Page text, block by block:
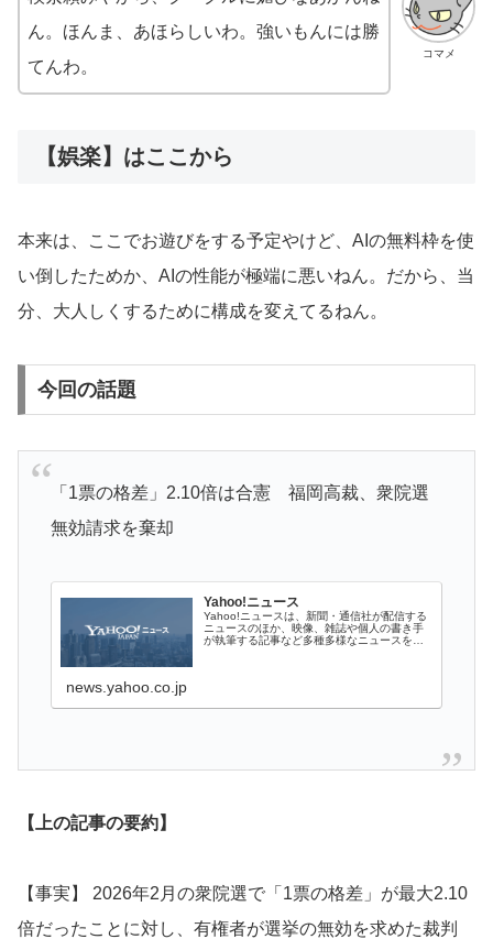
コマメ
ん。ほんま、あほらしいわ。強いもんには勝
てんわ。
【娯楽】はここから
本来は、ここでお遊びをする予定やけど、AIの無料枠を使
い倒したためか、AIの性能が極端に悪いねん。だから、当
分、大人しくするために構成を変えてるねん。
今回の話題
「1票の格差」2.10倍は合憲 福岡高裁、衆院選
無効請求を棄却
Yahoo!ニュース
Yahoo!ニュースは、新聞・通信社が配信する
ニュースのほか、映像、雑誌や個人の書き手
が執筆する記事など多種多様なニュースを掲
news.yahoo.co.jp
【上の記事の要約】
【事実】 2026年2月の衆院選で「1票の格差」が最大2.10
倍だったことに対し、有権者が選挙の無効を求めた裁判